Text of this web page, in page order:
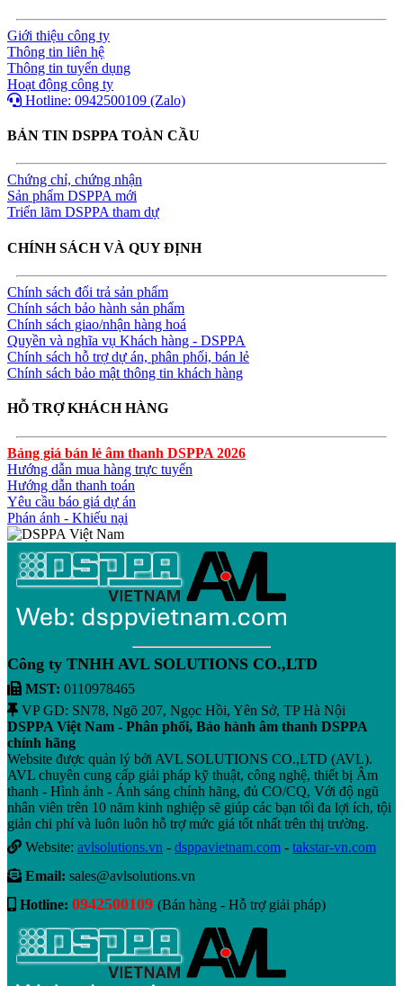
Giới thiệu công ty
Thông tin liên hệ
Thông tin tuyển dụng
Hoạt động công ty
Hotline: 0942500109 (Zalo)
BẢN TIN DSPPA TOÀN CẦU
Chứng chỉ, chứng nhận
Sản phẩm DSPPA mới
Triển lãm DSPPA tham dự
CHÍNH SÁCH VÀ QUY ĐỊNH
Chính sách đổi trả sản phẩm
Chính sách bảo hành sản phẩm
Chính sách giao/nhận hàng hoá
Quyền và nghĩa vụ Khách hàng - DSPPA
Chính sách hỗ trợ dự án, phân phối, bán lẻ
Chính sách bảo mật thông tin khách hàng
HỖ TRỢ KHÁCH HÀNG
Bảng giá bán lẻ âm thanh DSPPA 2026
Hướng dẫn mua hàng trực tuyến
Hướng dẫn thanh toán
Yêu cầu báo giá dự án
Phán ánh - Khiếu nại
Công ty TNHH AVL SOLUTIONS CO.,LTD
MST: 0110978465
VP GD: SN78, Ngõ 207, Ngọc Hồi, Yên Sở, TP Hà Nội
DSPPA Việt Nam - Phân phối, Bảo hành âm thanh DSPPA
chính hãng
Website được quản lý bởi AVL SOLUTIONS CO.,LTD (AVL).
AVL chuyên cung cấp giải pháp kỹ thuật, công nghệ, thiết bị Âm
thanh - Hình ảnh - Ánh sáng chính hãng, đủ CO/CQ, Với độ ngũ
nhân viên trên 10 năm kinh nghiệp sẽ giúp các bạn tối đa lợi ích, tội
giản chi phí và luôn luôn hỗ trợ mức giá tốt nhất trên thị trường.
Website: avlsolutions.vn - dsppavietnam.com - takstar-vn.com
Email: sales@avlsolutions.vn
Hotline: 0942500109 (Bán hàng - Hỗ trợ giải pháp)